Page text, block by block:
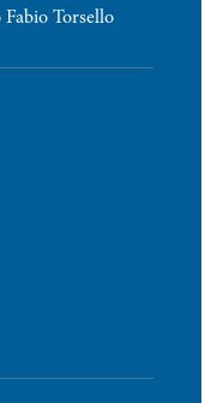
Torsello